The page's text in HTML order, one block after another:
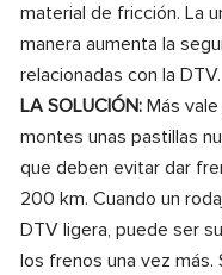
material de fricción. La
manera aumenta la
relacionadas con la DTV.
LA SOLUCIÓN: Más
montes unas pastillas
que deben evitar dar
200 km. Cuando un
DTV ligera, puede ser
los frenos una vez más.